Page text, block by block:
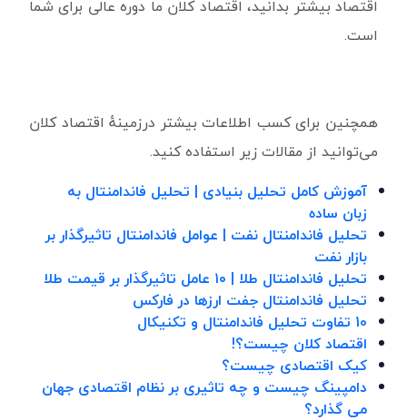
اقتصاد بیشتر بدانید، اقتصاد کلان ما دوره عالی برای شما
است.
همچنین برای کسب اطلاعات بیشتر درزمینهٔ اقتصاد کلان
می‌توانید از مقالات زیر استفاده کنید.
آموزش کامل تحلیل بنیادی | تحلیل فاندامنتال به
زبان ساده
تحلیل فاندامنتال نفت | عوامل فاندامنتال تاثیرگذار بر
بازار نفت
تحلیل فاندامنتال طلا | ۱۰ عامل تاثیرگذار بر قیمت طلا
تحلیل فاندامنتال جفت ارزها در فارکس
10 تفاوت تحلیل فاندامنتال و تکنیکال
اقتصاد کلان چیست؟!
کیک اقتصادی چیست؟
دامپینگ چیست و چه تاثیری بر نظام اقتصادی جهان
می گذارد؟